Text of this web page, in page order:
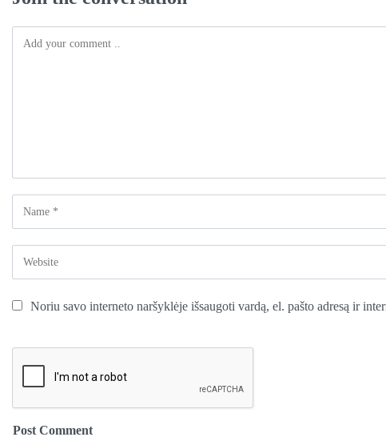
Noriu savo interneto naršyklėje išsaugoti vardą, el. pašto adresą ir